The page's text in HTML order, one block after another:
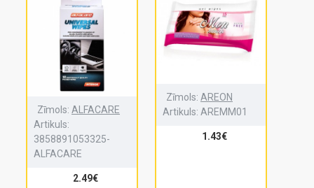
Zīmols: ALFACARE
Artikuls:
3858891053325-
ALFACARE
2.49€
Zīmols: AREON
Artikuls: AREMM01
1.43€